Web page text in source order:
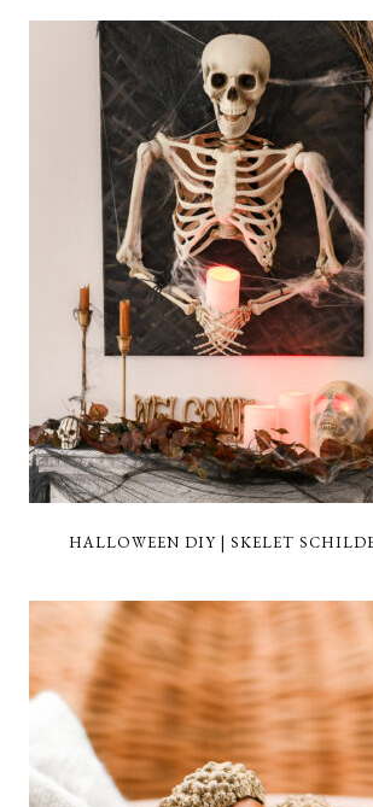
HALLOWEEN DIY | SKELET